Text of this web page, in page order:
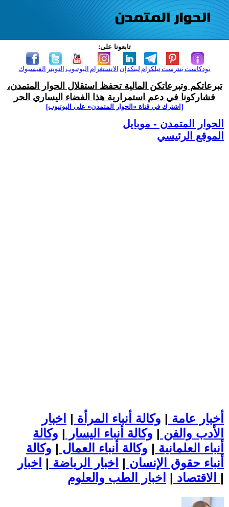
تابعونا على:
الفيسبوك التويتر اليوتيوب الانستغرام لينكدإن تيلكرامبنترست بودكاست
تبرعاتكم وتبرعاتكن المالية تحفظ استقلال الحوار المتمدن،
فشاركونا في دعم استمرارية هذا الفضاء اليساري الحر
[اشترك في قناة ‫«الحوار المتمدن» على اليوتيوب]
الحوار المتمدن - موبايل
الموقع الرئيسي
أخبار عامة | وكالة أنباء المرأة | اخبار
الأدب والفن | وكالة أنباء اليسار | وكالة
أنباء العلمانية | وكالة أنباء العمال | وكالة
أنباء حقوق الإنسان | اخبار الرياضة | اخبار
الاقتصاد | |